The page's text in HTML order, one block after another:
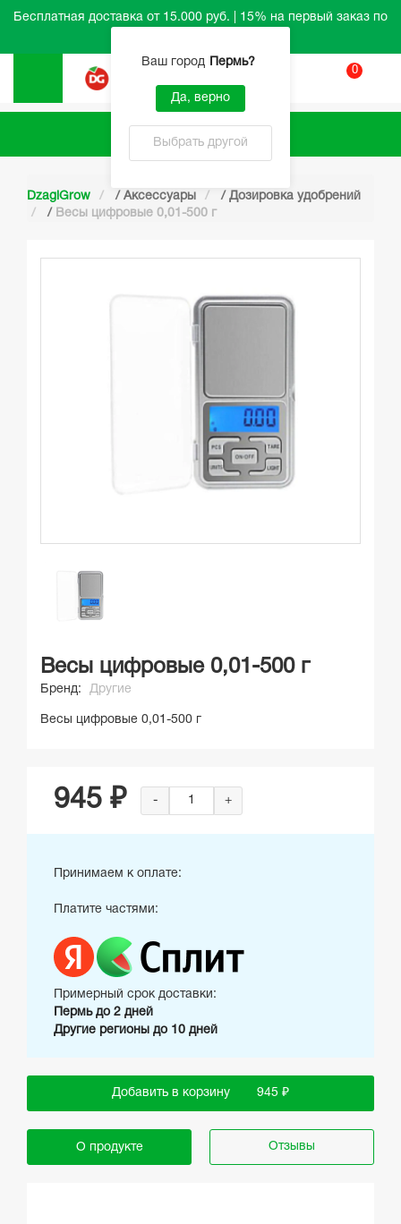
Бесплатная доставка от 15.000 руб. | 15% на первый заказ по
Ваш город Пермь?
Да, верно
Выбрать другой
0
Каталог
DzagiGrow / Аксессуары / Дозировка удобрений
/ Весы цифровые 0,01-500 г
Весы цифровые 0,01-500 г
Бренд: Другие
Весы цифровые 0,01-500 г
945 ₽ - +
Принимаем к оплате:
Платите частями:
Примерный срок доставки:
Пермь до 2 дней
Другие регионы до 10 дней
Добавить в корзину 945 ₽
О продукте Отзывы